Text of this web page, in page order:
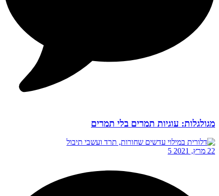
מגולגלות: עוגיות תמרים בלי תמרים
22 מרץ, 2021 5